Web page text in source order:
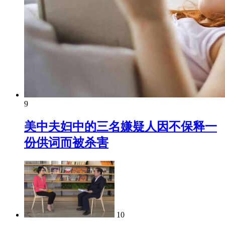
9
美中夫妇中的三名嫌疑人因不保释一
份供词而被杀害
10